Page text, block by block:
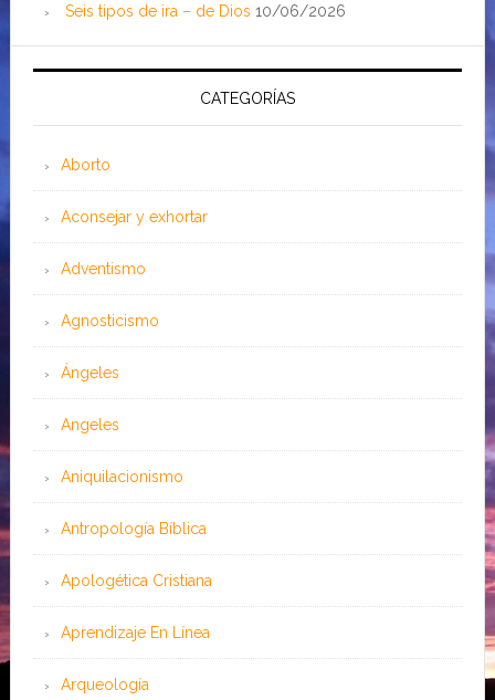
Seis tipos de ira – de Dios 10/06/2026
CATEGORÍAS
Aborto
Aconsejar y exhortar
Adventismo
Agnosticismo
Ángeles
Angeles
Aniquilacionismo
Antropología Bíblica
Apologética Cristiana
Aprendizaje En Línea
Arqueología